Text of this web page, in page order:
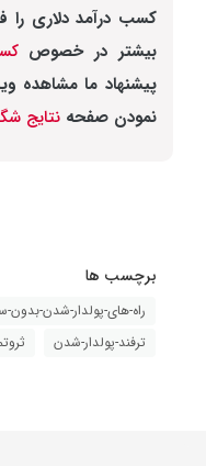
کسب درآمد دلاری
بیشتر در خصوص
پیشنهاد ما مشاهده
نمودن صفحه نتایج
برچسب ها
راه-های-پولدار-شدن-بدون-
ترفند-پولدار-شدن